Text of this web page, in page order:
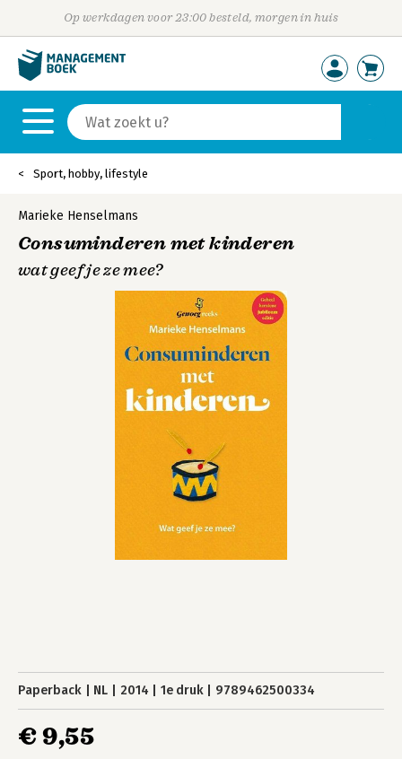
Op werkdagen voor 23:00 besteld, morgen in huis
Sport, hobby, lifestyle
Marieke Henselmans
Consuminderen met kinderen
wat geef je ze mee?
Paperback NL 2014 1e druk 9789462500334
€ 9,55